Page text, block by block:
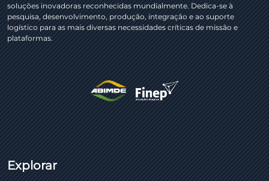
soluções inovadoras reconhecidas mundialmente. Dedica-se à
pesquisa, desenvolvimento, produção, integração e ao suporte
logístico para as mais diversas necessidades críticas de missão e
plataformas.
Explorar